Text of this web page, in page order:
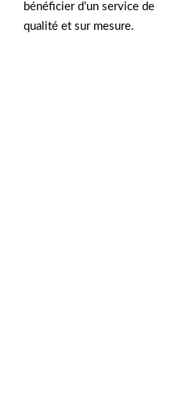
bénéficier d’un service de
qualité et sur mesure.